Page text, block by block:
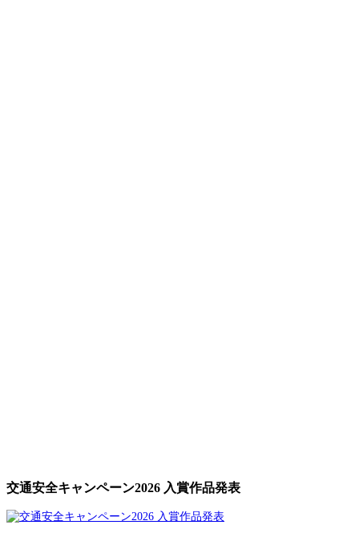
交通安全キャンペーン2026 入賞作品発表